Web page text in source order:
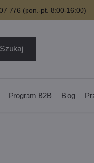
776 (pon.-pt. 8:00-16:00)
Szukaj
Program B2B Blog